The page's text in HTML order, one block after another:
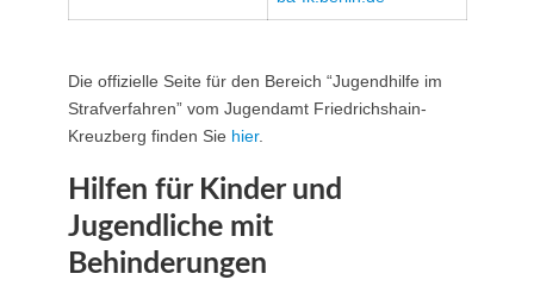
Die offizielle Seite für den Bereich “Jugendhilfe im
Strafverfahren” vom Jugendamt Friedrichshain-
Kreuzberg finden Sie hier.
Hilfen für Kinder und
Jugendliche mit
Behinderungen